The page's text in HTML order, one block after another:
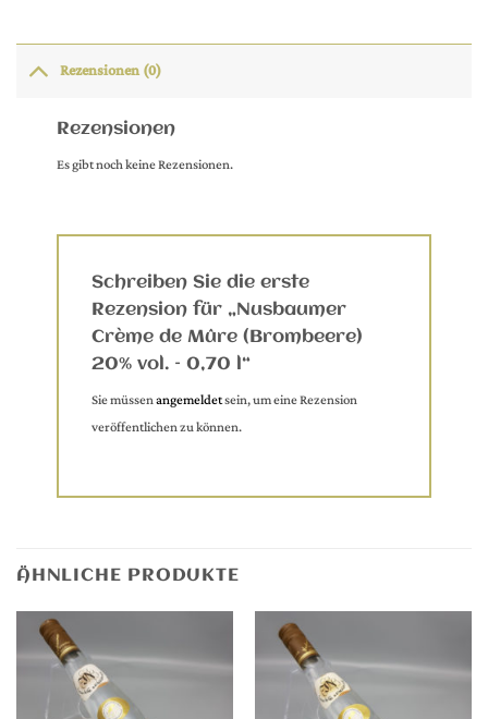
Rezensionen (0)
Rezensionen
Es gibt noch keine Rezensionen.
Schreiben Sie die erste
Rezension für „Nusbaumer
Crème de Mûre (Brombeere)
20% vol. – 0,70 l“
Sie müssenangemeldetsein, um eine Rezension
veröffentlichen zu können.
ÄHNLICHE PRODUKTE